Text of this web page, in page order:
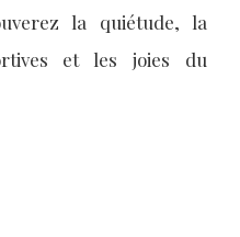
la quiétude, la
et les joies du